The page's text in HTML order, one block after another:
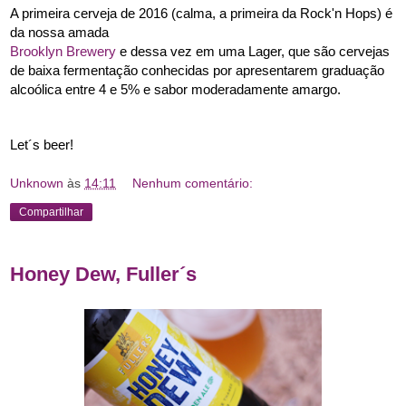
A primeira cerveja de 2016 (calma, a primeira da Rock'n Hops) é
da nossa amada
Brooklyn Brewery e dessa vez em uma Lager, que são cervejas
de baixa fermentação conhecidas por apresentarem graduação
alcoólica entre 4 e 5% e sabor moderadamente amargo.
Let´s beer!
Unknown às 14:11 Nenhum comentário:
Compartilhar
Honey Dew, Fuller´s